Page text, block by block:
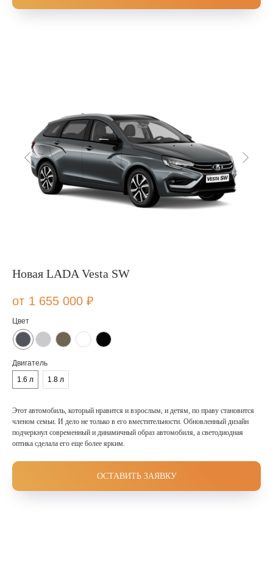
Новая LADA Vesta SW
1 655 000 ₽
Цвет
Двигатель
1.6 л
1.8 л
Этот автомобиль, который нравится и взрослым, и детям, по праву становится
членом семьи. И дело не только в его вместительности. Обновленный дизайн
подчеркнул современный и динамичный образ автомобиля, а светодиодная
оптика сделала его еще более ярким.
ОСТАВИТЬ ЗАЯВКУ